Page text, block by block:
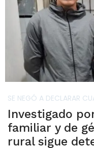
SE NEGÓ A DECLARAR
Investigado
familiar y de
rural sigue